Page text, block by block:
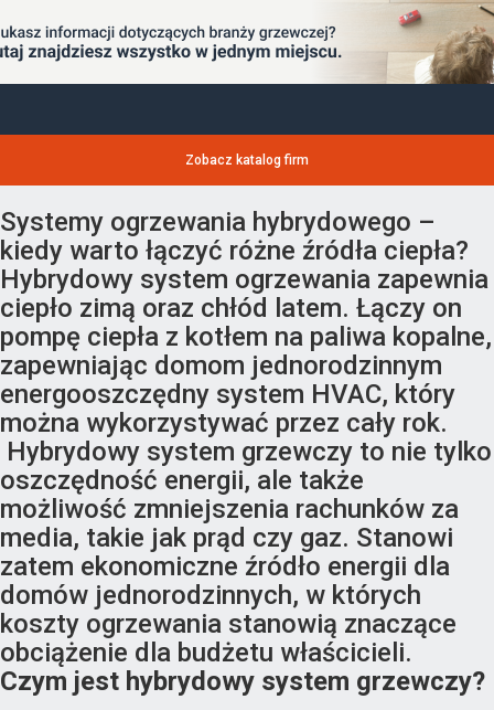
Zobacz katalog firm
Systemy ogrzewania hybrydowego –
kiedy warto łączyć różne źródła ciepła?
Hybrydowy system ogrzewania zapewnia
ciepło zimą oraz chłód latem. Łączy on
pompę ciepła z kotłem na paliwa kopalne,
zapewniając domom jednorodzinnym
energooszczędny system HVAC, który
można wykorzystywać przez cały rok.
Hybrydowy system grzewczy to nie tylko
oszczędność energii, ale także
możliwość zmniejszenia rachunków za
media, takie jak prąd czy gaz. Stanowi
zatem ekonomiczne źródło energii dla
domów jednorodzinnych, w których
koszty ogrzewania stanowią znaczące
obciążenie dla budżetu właścicieli.
Czym jest hybrydowy system grzewczy?